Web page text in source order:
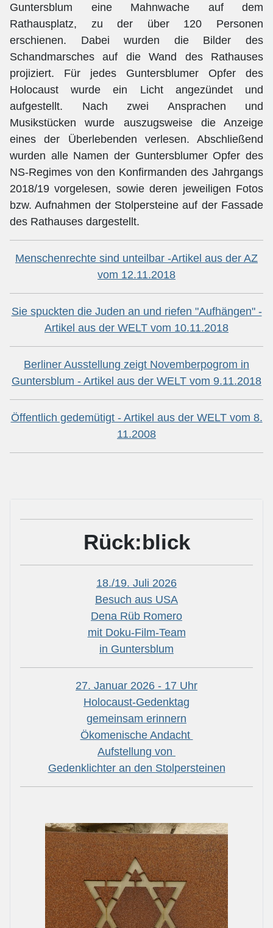
Guntersblum eine Mahnwache auf dem
Rathausplatz, zu der über 120 Personen
erschienen. Dabei wurden die Bilder des
Schandmarsches auf die Wand des Rathauses
projiziert. Für jedes Guntersblumer Opfer des
Holocaust wurde ein Licht angezündet und
aufgestellt. Nach zwei Ansprachen und
Musikstücken wurde auszugsweise die Anzeige
eines der Überlebenden verlesen. Abschließend
wurden alle Namen der Guntersblumer Opfer des
NS-Regimes von den Konfirmanden des Jahrgangs
2018/19 vorgelesen, sowie deren jeweiligen Fotos
bzw. Aufnahmen der Stolpersteine auf der Fassade
des Rathauses dargestellt.
Menschenrechte sind unteilbar -Artikel aus der AZ
vom 12.11.2018
Sie spuckten die Juden an und riefen "Aufhängen" -
Artikel aus der WELT vom 10.11.2018
Berliner Ausstellung zeigt Novemberpogrom in
Guntersblum - Artikel aus der WELT vom 9.11.2018
Öffentlich gedemütigt - Artikel aus der WELT vom 8.
11.2008
Rück:blick
18./19. Juli 2026
Besuch aus USA
Dena Rüb Romero
mit Doku-Film-Team
in Guntersblum
27. Januar 2026 - 17 Uhr
Holocaust-Gedenktag
gemeinsam erinnern
Ökomenische Andacht
Aufstellung von
Gedenklichter an den Stolpersteinen